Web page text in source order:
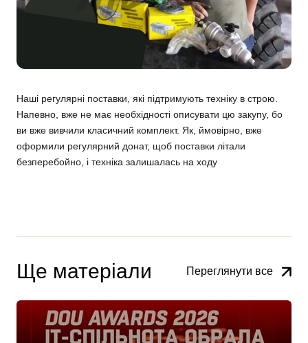
Наші регулярні поставки, які підтримують техніку в строю.
Напевно, вже не має необхідності описувати цю закупу, бо
ви вже вивчили класичний комплект. Як, ймовірно, вже
оформили регулярний донат, щоб поставки літали
безперебойно, і техніка залишалась на ходу
Ще матеріали Переглянути все